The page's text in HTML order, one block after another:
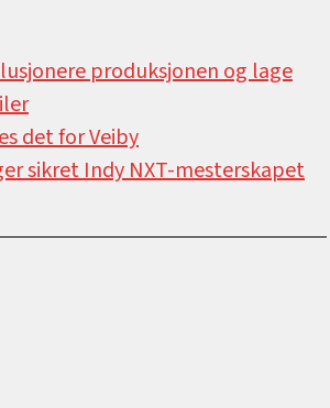
produksjonen og lage
det for Veiby
sikret Indy NXT-mesterskapet